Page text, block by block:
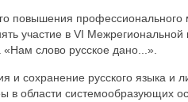
профессионального
участие в VI Межрегиональной
слово русское дано...».
и сохранение русского языка и
в области системообразующих